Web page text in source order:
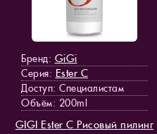
Бренд: GiGi
Серия: Ester C
Доступ: Специалистам
Объём: 200ml
GIGI Ester C Рисовый пилинг